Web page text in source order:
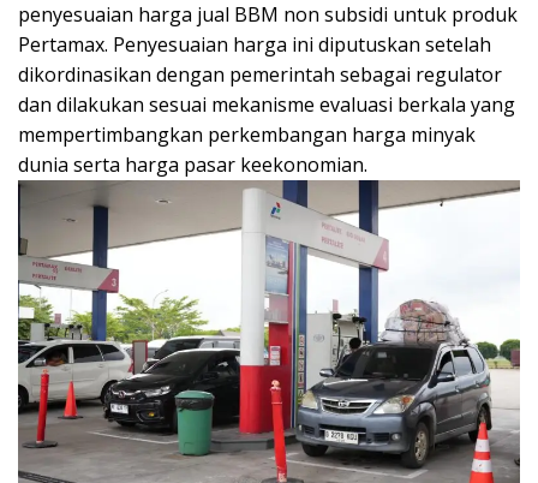
penyesuaian harga jual BBM non subsidi untuk produk
Pertamax. Penyesuaian harga ini diputuskan setelah
dikordinasikan dengan pemerintah sebagai regulator
dan dilakukan sesuai mekanisme evaluasi berkala yang
mempertimbangkan perkembangan harga minyak
dunia serta harga pasar keekonomian.